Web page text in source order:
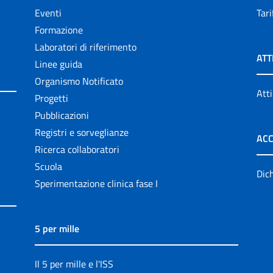
Eventi
Formazione
Laboratori di riferimento
Linee guida
Organismo Notificato
Progetti
Pubblicazioni
Registri e sorveglianze
Ricerca collaboratori
Scuola
Sperimentazione clinica fase I
5 per mille
Il 5 per mille e l'ISS
Atti